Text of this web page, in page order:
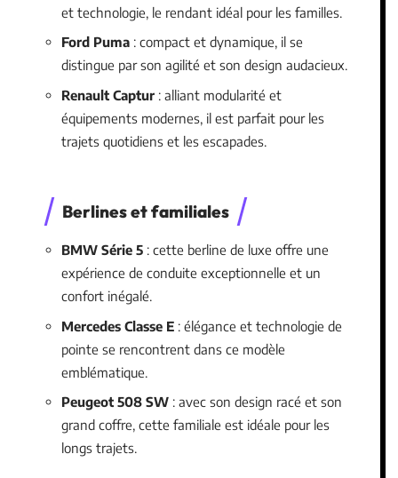
et technologie, le rendant idéal pour les familles.
Ford Puma : compact et dynamique, il se
distingue par son agilité et son design audacieux.
Renault Captur : alliant modularité et
équipements modernes, il est parfait pour les
trajets quotidiens et les escapades.
Berlines et familiales
BMW Série 5 : cette berline de luxe offre une
expérience de conduite exceptionnelle et un
confort inégalé.
Mercedes Classe E : élégance et technologie de
pointe se rencontrent dans ce modèle
emblématique.
Peugeot 508 SW : avec son design racé et son
grand coffre, cette familiale est idéale pour les
longs trajets.